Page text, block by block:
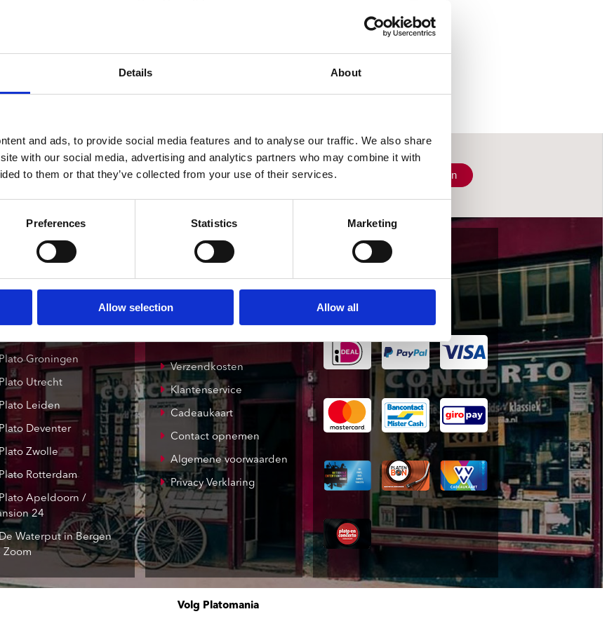
Details About
and ads, to provide social media features and to analyse our traffic. We also share
with our social media, advertising and analytics partners who may combine it with
to them or that they’ve collected from your use of their services.
Preferences Statistics Marketing
Allow selection Allow all
Plato 50 jaar Sale
15 a 21 werkdagen
Schrijf je in
winkels
Record Mania
Plato Groningen
Plato Utrecht
Plato Leiden
Plato Deventer
Plato Zwolle
Plato Rotterdam
Plato Apeldoorn /
24
Waterput in Bergen
Zoom
klantenservice
Verzendkosten
Klantenservice
Cadeaukaart
Contact opnemen
Algemene voorwaarden
Privacy Verklaring
wij accepteren
Volg Platomania